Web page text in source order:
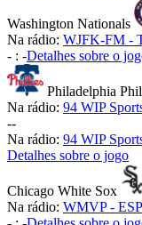
Washington Nationals
Na rádio: WJFK-FM -
- : -Detalhes sobre o
Philadelphia
Na rádio: 94 WIP
--
Na rádio: 94 WIP
Detalhes sobre o jogo
Chicago White Sox
Na rádio: WMVP -